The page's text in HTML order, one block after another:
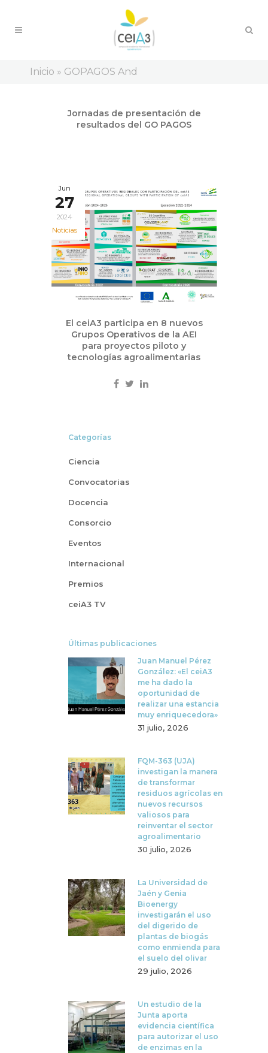
Inicio » GOPAGOS And
28Jornadas de presentación de
resultados del GO PAGOS
Jun
27
2024
Noticias
El ceiA3 participa en 8 nuevos
Grupos Operativos de la AEI
para proyectos piloto y
tecnologías agroalimentarias
Categorías
Ciencia
Convocatorias
Docencia
Consorcio
Eventos
Internacional
Premios
ceiA3 TV
Últimas publicaciones
Juan Manuel Pérez
González: «El ceiA3
me ha dado la
oportunidad de
realizar una estancia
muy enriquecedora»
31 julio, 2026
FQM-363 (UJA)
investigan la manera
de transformar
residuos agrícolas en
nuevos recursos
valiosos para
reinventar el sector
agroalimentario
30 julio, 2026
La Universidad de
Jaén y Genia
Bioenergy
investigarán el uso
del digerido de
plantas de biogás
como enmienda para
el suelo del olivar
29 julio, 2026
Un estudio de la
Junta aporta
evidencia científica
para autorizar el uso
de enzimas en la